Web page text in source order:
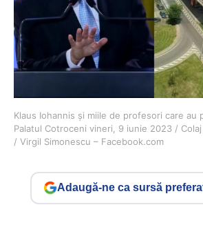
Klaus Iohannis și miile de profesori care au
Palatul Cotroceni vineri, 9 iunie 2023 /
/ Virgil Simonescu – Facebook.com
Adaugă-ne ca sursă